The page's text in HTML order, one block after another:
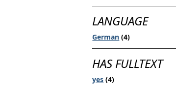
LANGUAGE
German (4)
HAS FULLTEXT
yes (4)